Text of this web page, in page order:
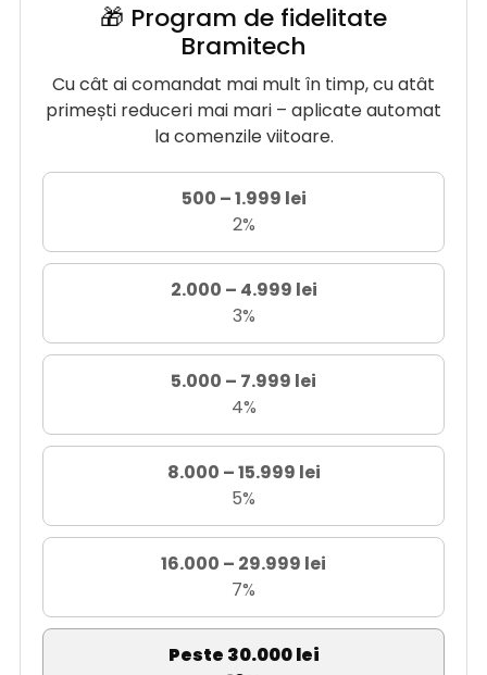
🎁 Program de fidelitate
Bramitech
Cu cât ai comandat mai mult în timp, cu atât
primești reduceri mai mari – aplicate automat
la comenzile viitoare.
500 – 1.999 lei
2%
2.000 – 4.999 lei
3%
5.000 – 7.999 lei
4%
8.000 – 15.999 lei
5%
16.000 – 29.999 lei
7%
Peste 30.000 lei